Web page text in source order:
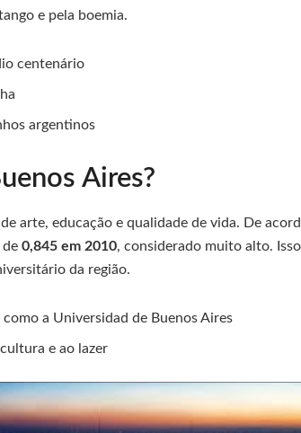
e pela boemia.
centenário
argentinos
Aires?
arte, educação e qualidade de vida. De
de 0,845 em 2010, considerado muito alto.
da região.
a Universidad de Buenos Aires
e ao lazer